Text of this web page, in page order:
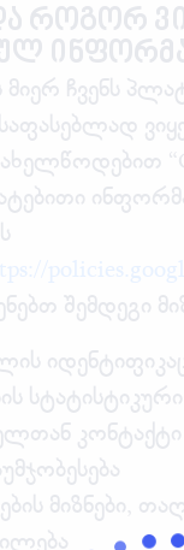
როგორ
ჩვენს
შემდეგი
სტატისტიკური
კონტაქტი
მიზნები,